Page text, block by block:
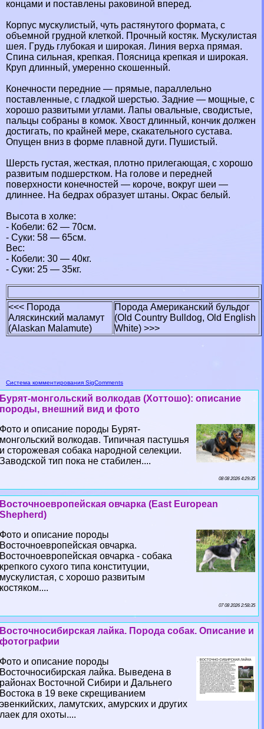
концами и поставлены paковиной вперед.
Корпус мускулистый, чуть растянутого формата, с
объемной грудной клеткой. Прочный костяк. Мускулистая
шея. Гpyдь глубокая и широкая. Линия верха прямая.
Спина сильная, крепкая. Поясница крепкая и широкая.
Круп длинный, умеренно скошенный.
Конечности передние — прямые, параллельно
поставленные, с гладкой шерстью. Задние — мощные, с
хорошо развитыми углами. Лапы овальные, сводистые,
пальцы собраны в комок. Хвост длинный, кончик должен
достигать, по крайней мере, скакательного сустава.
Опущен вниз в форме плавной дуги. Пушистый.
Шерсть густая, жесткая, плотно прилегающая, с хорошо
развитым подшерстком. На голове и передней
поверхности конечностей — короче, вокруг шеи —
длиннее. На бедрах образует штаны. Окрас белый.
Высота в холке:
- Кобели: 62 — 70см.
- Суки: 58 — 65см.
Вес:
- Кобели: 30 — 40кг.
- Суки: 25 — 35кг.
<<< Порода
Аляскинский маламут
(Alaskan Malamute)
Порода Американский бульдог
(Old Country Bulldog, Old English
White) >>>
Система комментирования SigComments
Бурят-монгольский волкодав (Хоттошо): описание
породы, внешний вид и фото
Фото и описание породы Бурят-
монгольский волкодав. Типичная пастушья
и сторожевая собака народной селекции.
Заводской тип пока не стабилен....
08 08 2026 4:29:35
Восточноевропейская овчарка (East European
Shepherd)
Фото и описание породы
Восточноевропейская овчарка.
Восточноевропейская овчарка - собака
крепкого сухого типа конституции,
мускулистая, с хорошо развитым
костяком....
07 08 2026 2:58:35
Восточносибирская лайка. Порода собак. Описание и
фотографии
Фото и описание породы
Восточносибирская лайка. Выведена в
районах Восточной Сибири и Дальнего
Востока в 19 веке скрещиванием
эвенкийских, ламутских, амурских и других
лаек для охоты....